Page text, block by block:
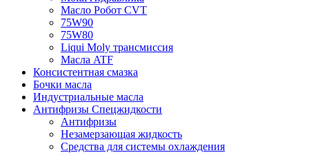
Масло Робот CVT
75W90
75W80
Liqui Moly трансмиссия
Масла ATF
Консистентная смазка
Бочки масла
Индустриальные масла
Антифризы Спецжидкости
Антифризы
Незамерзающая жидкость
Средства для системы охлаждения